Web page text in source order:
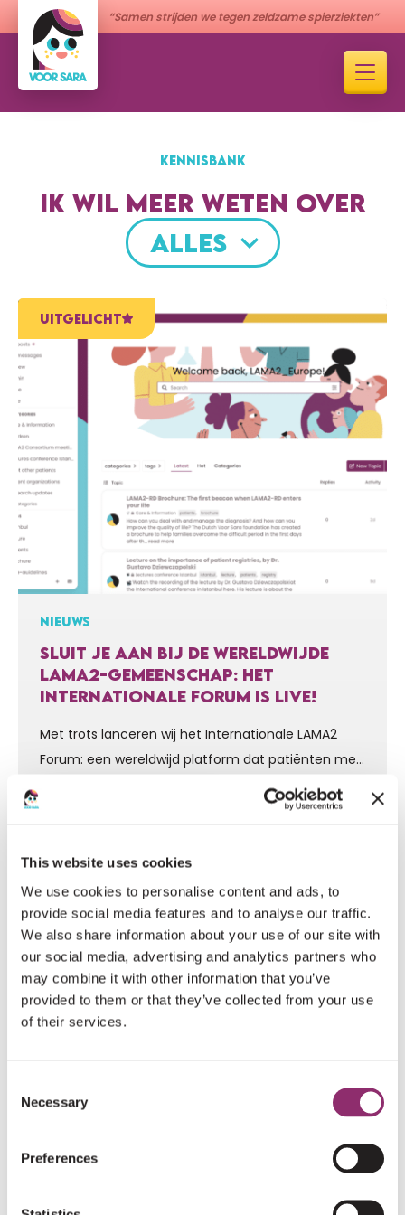
This website uses cookies
We use cookies to personalise content and ads, to
provide social media features and to analyse our traffic.
We also share information about your use of our site with
our social media, advertising and analytics partners who
may combine it with other information that you’ve
provided to them or that they’ve collected from your use
of their services.
Selection
Necessary
Preferences
“Samen strijden we tegen zeldzame spierziekten”
KENNISBANK
IK WIL MEER WETEN OVER
ALLES
UITGELICHT
NIEUWS
SLUIT JE AAN BIJ DE WERELDWIJDE
LAMA2-GEMEENSCHAP: HET
INTERNATIONALE FORUM IS LIVE!
Met trots lanceren wij het Internationale LAMA2
Forum: een wereldwijd platform dat patiënten met
LAMA2, hun families, mantelzorgers, onderzoekers
en zorgprofessionals met elkaar verbindt. Ga naar
LAMA2 een zeldzame aandoening is, is onze
gemeenschap verspreid over vele landen.
Waardevolle kennis, ervaringen en
onderzoeksupdates zijn daardoor vaak versnipperd.
Dit…
NIEUWS